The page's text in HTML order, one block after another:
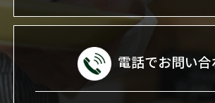
電話でお問い合